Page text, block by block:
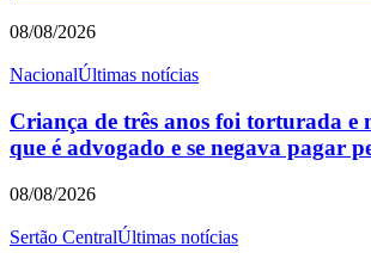
08/08/2026
NacionalÚltimas notícias
Criança de três anos foi torturada e
que é advogado e se negava pagar
08/08/2026
Sertão CentralÚltimas notícias